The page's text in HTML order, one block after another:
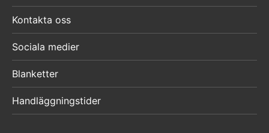
Kontakta oss
Sociala medier
Blanketter
Handläggningstider